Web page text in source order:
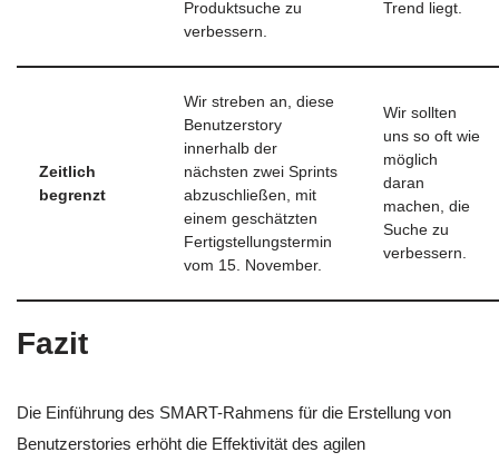
Produktsuche zu
verbessern.
Trend liegt.
Zeitlich
begrenzt
Wir streben an, diese
Benutzerstory
innerhalb der
nächsten zwei Sprints
abzuschließen, mit
einem geschätzten
Fertigstellungstermin
vom 15. November.
Wir sollten
uns so oft wie
möglich
daran
machen, die
Suche zu
verbessern.
Fazit
Die Einführung des SMART-Rahmens für die Erstellung von
Benutzerstories erhöht die Effektivität des agilen